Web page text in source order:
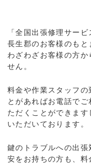
「全国出張修理サー
長生郡のお客様のもと
わざわざお客様の方
せん。
料金や作業スタッフの
とがあればお電話で
ただくことができま
いただいております。
鍵のトラブルへの出
安をお持ちの方も、